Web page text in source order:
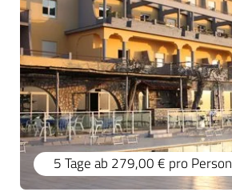
5 Tageab 279,00 € pro Person